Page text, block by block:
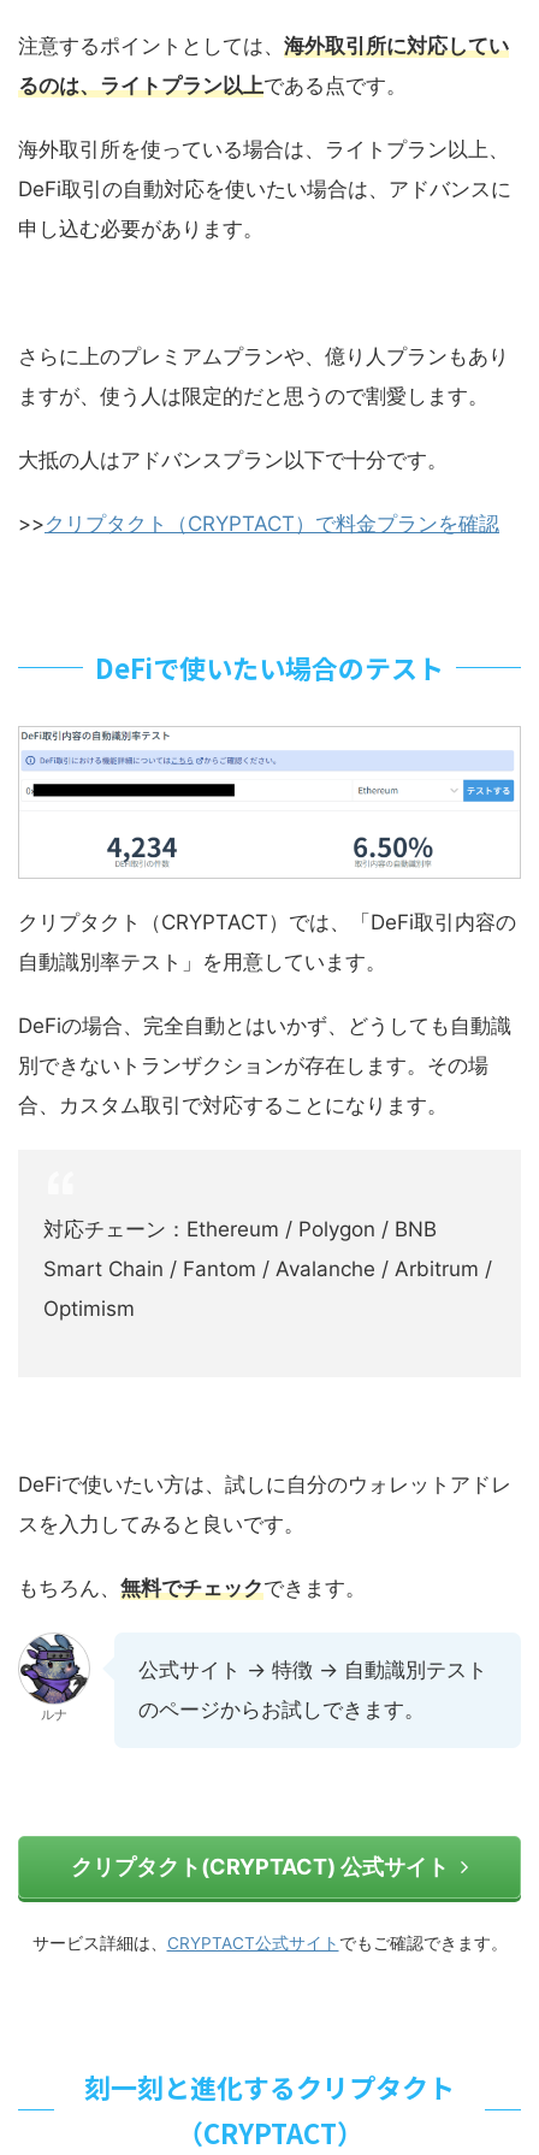
注意するポイントとしては、 海外取引所に対応してい
るのは、ライトプラン以上である点です。
海外取引所を使っている場合は、ライトプラン以上、
DeFi取引の自動対応を使いたい場合は、アドバンスに
申し込む必要があります。
さらに上のプレミアムプランや、億り人プランもあり
ますが、使う人は限定的だと思うので割愛します。
大抵の人はアドバンスプラン以下で十分です。
>>クリプタクト（CRYPTACT）で料金プランを確認
DeFiで使いたい場合のテスト
クリプタクト（CRYPTACT）では、「DeFi取引内容の
自動識別率テスト」を用意しています。
DeFiの場合、完全自動とはいかず、どうしても自動識
別できないトランザクションが存在します。その場
合、カスタム取引で対応することになります。
対応チェーン：Ethereum / Polygon / BNB
Smart Chain / Fantom / Avalanche / Arbitrum /
Optimism
DeFiで使いたい方は、試しに自分のウォレットアドレ
スを入力してみると良いです。
もちろん、 無料でチェックできます。
ルナ
公式サイト → 特徴 → 自動識別テスト
のページからお試しできます。
クリプタクト(CRYPTACT) 公式サイト
サービス詳細は、 CRYPTACT公式サイト でもご確認できます。
刻一刻と進化するクリプタクト
（CRYPTACT）